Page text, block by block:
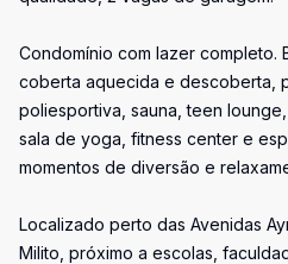
Condomínio com lazer completo.
coberta aquecida e descoberta,
poliesportiva, sauna, teen
sala de yoga, fitness center e
momentos de diversão e
Localizado perto das Avenidas
Milito, próximo a escolas,